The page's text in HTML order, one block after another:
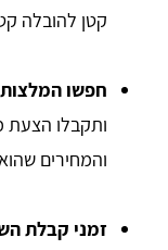
קטן להובלה
חפשו
ותקבלו הצעת
והמחירים
זמני קבלת